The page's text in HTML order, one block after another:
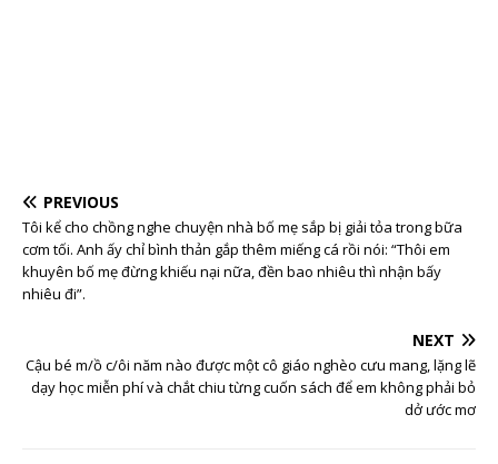
PREVIOUS
Tôi kể cho chồng nghe chuyện nhà bố mẹ sắp bị giải tỏa trong bữa
cơm tối. Anh ấy chỉ bình thản gắp thêm miếng cá rồi nói: “Thôi em
khuyên bố mẹ đừng khiếu nại nữa, đền bao nhiêu thì nhận bấy
nhiêu đi”.
NEXT
Cậu bé m/ồ c/ôi năm nào được một cô giáo nghèo cưu mang, lặng lẽ
dạy học miễn phí và chắt chiu từng cuốn sách để em không phải bỏ
dở ước mơ